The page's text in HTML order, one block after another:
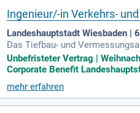
Ingenieur/-in Verkehrs-
Landeshauptstadt Wiesbaden |
Das Tiefbau- und
annende Aufgaben in der
men. Bewerber sollten ein
ften und Fachsoftware wie
ppe 12 des TVöD. Bewerben
Unbefristeter Vertrag |
Corporate Benefit
mehr erfahren